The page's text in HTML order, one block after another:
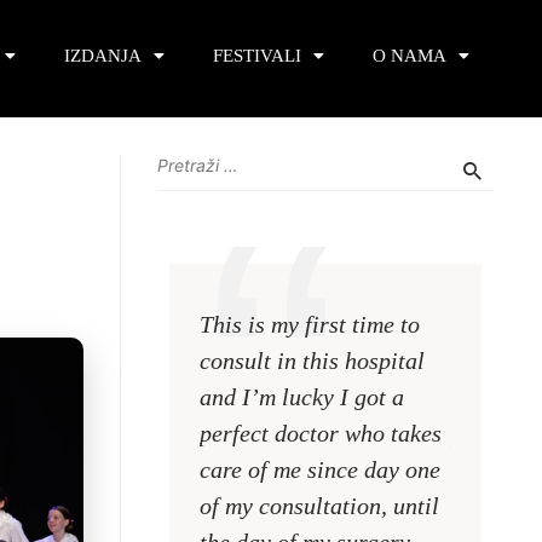
IZDANJA FESTIVALI O NAMA
This is my first time to
consult in this hospital
and I’m lucky I got a
perfect doctor who takes
care of me since day one
of my consultation, until